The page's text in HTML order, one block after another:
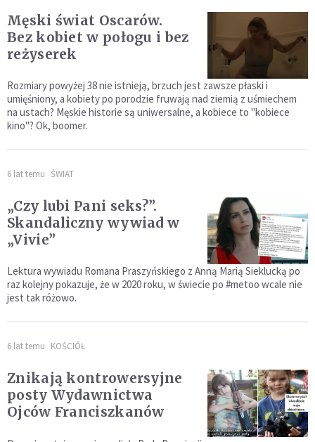
Męski świat Oscarów.
Bez kobiet w połogu i bez
reżyserek
Rozmiary powyżej 38 nie istnieją, brzuch jest zawsze płaski i
umięśniony, a kobiety po porodzie fruwają nad ziemią z uśmiechem
na ustach? Męskie historie są uniwersalne, a kobiece to "kobiece
kino"? Ok, boomer.
6 lat temu ŚWIAT
„Czy lubi Pani seks?”.
Skandaliczny wywiad w
„Vivie”
Lektura wywiadu Romana Praszyńskiego z Anną Marią Sieklucką po
raz kolejny pokazuje, że w 2020 roku, w świecie po #metoo wcale nie
jest tak różowo.
6 lat temu KOŚCIÓŁ
Znikają kontrowersyjne
posty Wydawnictwa
Ojców Franciszkanów